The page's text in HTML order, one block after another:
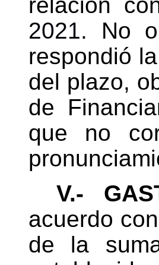
2021. No
respondió la
del plazo,
de
que no
V.-
acuerdo
de la